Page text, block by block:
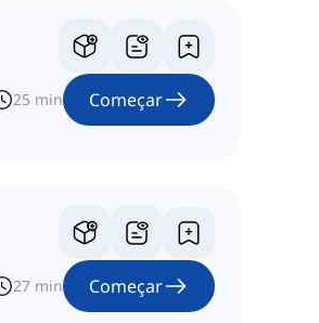
25 min Começar
27 min Começar